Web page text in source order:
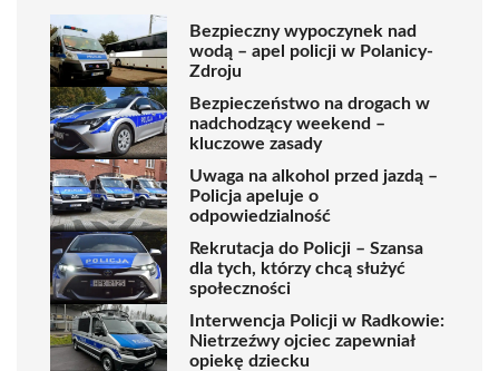
Bezpieczny wypoczynek nad
wodą – apel policji w Polanicy-
Zdroju
Bezpieczeństwo na drogach w
nadchodzący weekend –
kluczowe zasady
Uwaga na alkohol przed jazdą –
Policja apeluje o
odpowiedzialność
Rekrutacja do Policji – Szansa
dla tych, którzy chcą służyć
społeczności
Interwencja Policji w Radkowie:
Nietrzeźwy ojciec zapewniał
opiekę dziecku